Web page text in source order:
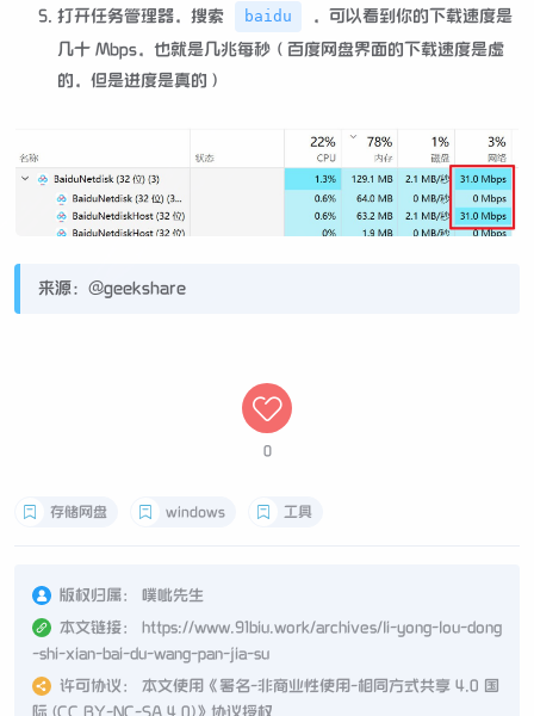
打开任务管理器，搜索
baidu
，可以看到你的下载速度是
几十 Mbps，也就是几兆每秒（百度网盘界面的下载速度是虚
的，但是进度是真的）
来源：@geekshare
0
存储网盘 windows 工具
版权归属：
噗呲先生
本文链接：
https://www.91biu.work/archives/li-yong-lou-dong
-shi-xian-bai-du-wang-pan-jia-su
许可协议：
本文使用《署名-非商业性使用-相同方式共享 4.0 国